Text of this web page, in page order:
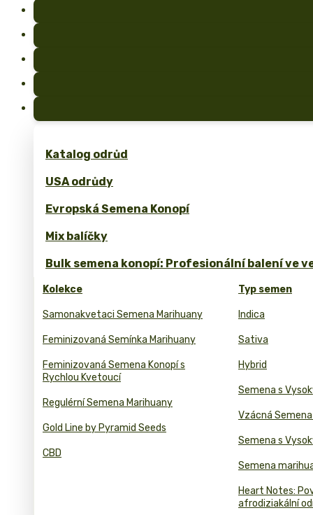
Katalog odrůd
USA odrůdy
Evropská Semena Konopí
Mix balíčky
Bulk semena konopí: Profesionální balení ve
Kolekce
Samonakvetaci Semena Marihuany
Feminizovaná Semínka Marihuany
Feminizovaná Semena Konopí s
Rychlou Kvetoucí
Regulérní Semena Marihuany
Gold Line by Pyramid Seeds
CBD
Typ semen
Indica
Sativa
Hybrid
Semena s
Vzácná
Semena s
Semena
Heart Notes:
afrodiziakální